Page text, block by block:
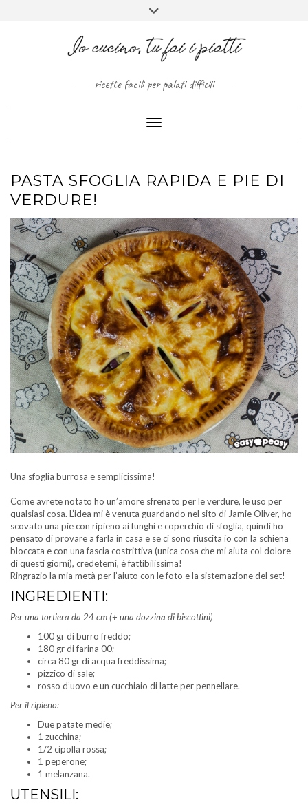
FACEBOOK
PINTEREST
INSTAGRAM
ricette facili per palati difficili
Toggle Navigation
PASTA SFOGLIA RAPIDA E PIE DI
VERDURE!
Una sfoglia burrosa e semplicissima!
Come avrete notato ho un’amore sfrenato per le verdure, le uso per
qualsiasi cosa. L’idea mi è venuta guardando nel sito di Jamie Oliver, ho
scovato una pie con ripieno ai funghi e coperchio di sfoglia, quindi ho
pensato di provare a farla in casa e se ci sono riuscita io con la schiena
bloccata e con una fascia costrittiva (unica cosa che mi aiuta col dolore
di questi giorni), credetemi, è fattibilissima!
Ringrazio la mia metà per l’aiuto con le foto e la sistemazione del set!
INGREDIENTI:
Per una tortiera da 24 cm (+ una dozzina di biscottini)
100 gr di burro freddo;
180 gr di farina 00;
circa 80 gr di acqua freddissima;
pizzico di sale;
rosso d’uovo e un cucchiaio di latte per pennellare.
Per il ripieno:
Due patate medie;
1 zucchina;
1/2 cipolla rossa;
1 peperone;
1 melanzana.
UTENSILI: